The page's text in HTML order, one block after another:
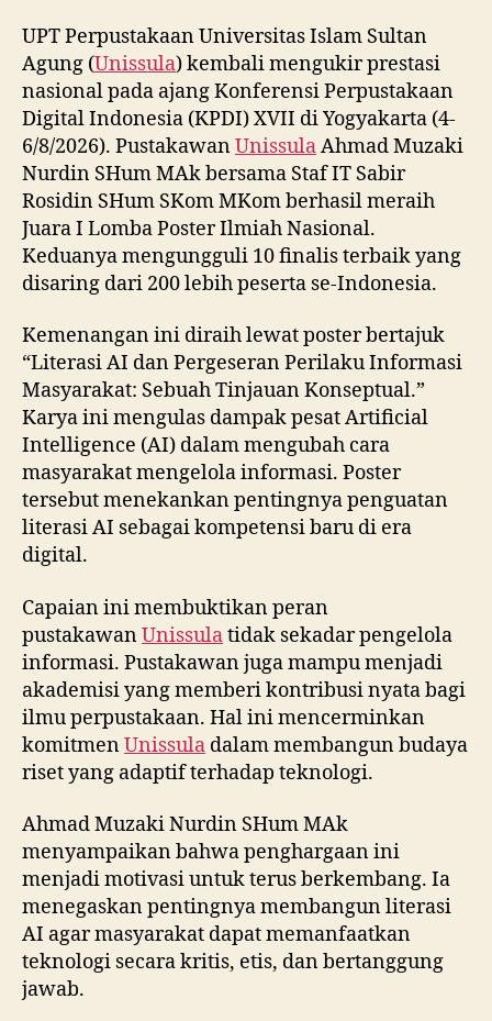
UPT Perpustakaan Universitas Islam Sultan
Agung (Unissula) kembali mengukir prestasi
nasional pada ajang Konferensi Perpustakaan
Digital Indonesia (KPDI) XVII di Yogyakarta (4-
6/8/2026). PustakawanUnissulaAhmad Muzaki
Nurdin SHum MAk bersama Staf IT Sabir
Rosidin SHum SKom MKom berhasil meraih
Juara I Lomba Poster Ilmiah Nasional.
Keduanya mengungguli 10 finalis terbaik yang
disaring dari 200 lebih peserta se-Indonesia.
Kemenangan ini diraih lewat poster bertajuk
“Literasi AI dan Pergeseran Perilaku Informasi
Masyarakat: Sebuah Tinjauan Konseptual.”
Karya ini mengulas dampak pesat Artificial
Intelligence (AI) dalam mengubah cara
masyarakat mengelola informasi. Poster
tersebut menekankan pentingnya penguatan
literasi AI sebagai kompetensi baru di era
digital.
Capaian ini membuktikan peran
pustakawanUnissulatidak sekadar pengelola
informasi. Pustakawan juga mampu menjadi
akademisi yang memberi kontribusi nyata bagi
ilmu perpustakaan. Hal ini mencerminkan
komitmenUnissula dalam membangun budaya
riset yang adaptif terhadap teknologi.
Ahmad Muzaki Nurdin SHum MAk
menyampaikan bahwa penghargaan ini
menjadi motivasi untuk terus berkembang. Ia
menegaskan pentingnya membangun literasi
AI agar masyarakat dapat memanfaatkan
teknologi secara kritis, etis, dan bertanggung
jawab.